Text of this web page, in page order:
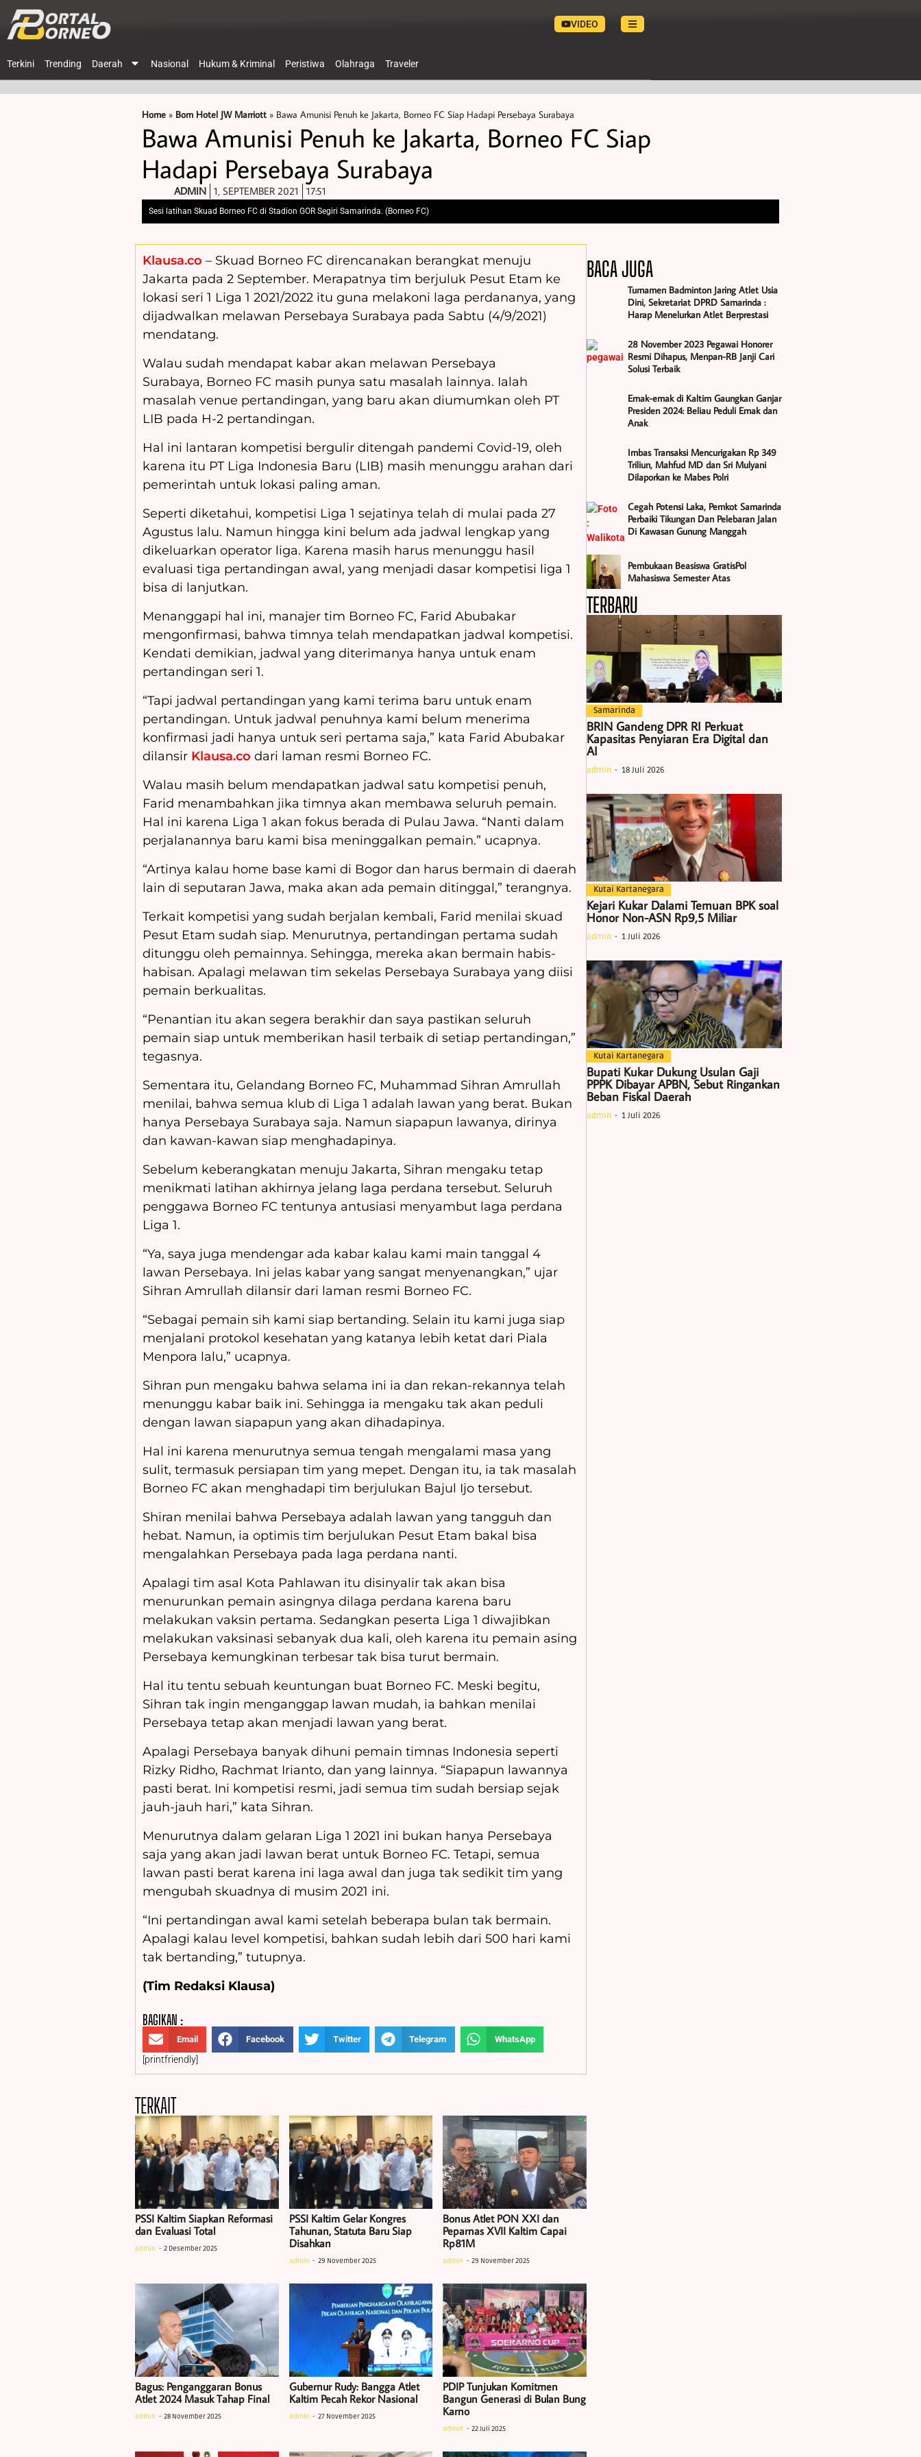
VIDEO
Terkini Trending Daerah Nasional Hukum & Kriminal Peristiwa Olahraga Traveler
Home » Bom Hotel JW Marriott » Bawa Amunisi Penuh ke Jakarta, Borneo FC Siap Hadapi Persebaya Surabaya
Bawa Amunisi Penuh ke Jakarta, Borneo FC Siap
Hadapi Persebaya Surabaya
ADMIN 1, SEPTEMBER 2021 17:51
Sesi latihan Skuad Borneo FC di Stadion GOR Segiri Samarinda. (Borneo FC)
Klausa.co – Skuad Borneo FC direncanakan berangkat menuju
Jakarta pada 2 September. Merapatnya tim berjuluk Pesut Etam ke
lokasi seri 1 Liga 1 2021/2022 itu guna melakoni laga perdananya, yang
dijadwalkan melawan Persebaya Surabaya pada Sabtu (4/9/2021)
mendatang.
Walau sudah mendapat kabar akan melawan Persebaya
Surabaya, Borneo FC masih punya satu masalah lainnya. Ialah
masalah venue pertandingan, yang baru akan diumumkan oleh PT
LIB pada H-2 pertandingan.
Hal ini lantaran kompetisi bergulir ditengah pandemi Covid-19, oleh
karena itu PT Liga Indonesia Baru (LIB) masih menunggu arahan dari
pemerintah untuk lokasi paling aman.
Seperti diketahui, kompetisi Liga 1 sejatinya telah di mulai pada 27
Agustus lalu. Namun hingga kini belum ada jadwal lengkap yang
dikeluarkan operator liga. Karena masih harus menunggu hasil
evaluasi tiga pertandingan awal, yang menjadi dasar kompetisi liga 1
bisa di lanjutkan.
Menanggapi hal ini, manajer tim Borneo FC, Farid Abubakar
mengonfirmasi, bahwa timnya telah mendapatkan jadwal kompetisi.
Kendati demikian, jadwal yang diterimanya hanya untuk enam
pertandingan seri 1.
“Tapi jadwal pertandingan yang kami terima baru untuk enam
pertandingan. Untuk jadwal penuhnya kami belum menerima
konfirmasi jadi hanya untuk seri pertama saja,” kata Farid Abubakar
dilansir Klausa.co dari laman resmi Borneo FC.
Walau masih belum mendapatkan jadwal satu kompetisi penuh,
Farid menambahkan jika timnya akan membawa seluruh pemain.
Hal ini karena Liga 1 akan fokus berada di Pulau Jawa. “Nanti dalam
perjalanannya baru kami bisa meninggalkan pemain.” ucapnya.
“Artinya kalau home base kami di Bogor dan harus bermain di daerah
lain di seputaran Jawa, maka akan ada pemain ditinggal,” terangnya.
Terkait kompetisi yang sudah berjalan kembali, Farid menilai skuad
Pesut Etam sudah siap. Menurutnya, pertandingan pertama sudah
ditunggu oleh pemainnya. Sehingga, mereka akan bermain habis-
habisan. Apalagi melawan tim sekelas Persebaya Surabaya yang diisi
pemain berkualitas.
“Penantian itu akan segera berakhir dan saya pastikan seluruh
pemain siap untuk memberikan hasil terbaik di setiap pertandingan,”
tegasnya.
Sementara itu, Gelandang Borneo FC, Muhammad Sihran Amrullah
menilai, bahwa semua klub di Liga 1 adalah lawan yang berat. Bukan
hanya Persebaya Surabaya saja. Namun siapapun lawanya, dirinya
dan kawan-kawan siap menghadapinya.
Sebelum keberangkatan menuju Jakarta, Sihran mengaku tetap
menikmati latihan akhirnya jelang laga perdana tersebut. Seluruh
penggawa Borneo FC tentunya antusiasi menyambut laga perdana
Liga 1.
“Ya, saya juga mendengar ada kabar kalau kami main tanggal 4
lawan Persebaya. Ini jelas kabar yang sangat menyenangkan,” ujar
Sihran Amrullah dilansir dari laman resmi Borneo FC.
“Sebagai pemain sih kami siap bertanding. Selain itu kami juga siap
menjalani protokol kesehatan yang katanya lebih ketat dari Piala
Menpora lalu,” ucapnya.
Sihran pun mengaku bahwa selama ini ia dan rekan-rekannya telah
menunggu kabar baik ini. Sehingga ia mengaku tak akan peduli
dengan lawan siapapun yang akan dihadapinya.
Hal ini karena menurutnya semua tengah mengalami masa yang
sulit, termasuk persiapan tim yang mepet. Dengan itu, ia tak masalah
Borneo FC akan menghadapi tim berjulukan Bajul Ijo tersebut.
Shiran menilai bahwa Persebaya adalah lawan yang tangguh dan
hebat. Namun, ia optimis tim berjulukan Pesut Etam bakal bisa
mengalahkan Persebaya pada laga perdana nanti.
Apalagi tim asal Kota Pahlawan itu disinyalir tak akan bisa
menurunkan pemain asingnya dilaga perdana karena baru
melakukan vaksin pertama. Sedangkan peserta Liga 1 diwajibkan
melakukan vaksinasi sebanyak dua kali, oleh karena itu pemain asing
Persebaya kemungkinan terbesar tak bisa turut bermain.
Hal itu tentu sebuah keuntungan buat Borneo FC. Meski begitu,
Sihran tak ingin menganggap lawan mudah, ia bahkan menilai
Persebaya tetap akan menjadi lawan yang berat.
Apalagi Persebaya banyak dihuni pemain timnas Indonesia seperti
Rizky Ridho, Rachmat Irianto, dan yang lainnya. “Siapapun lawannya
pasti berat. Ini kompetisi resmi, jadi semua tim sudah bersiap sejak
jauh-jauh hari,” kata Sihran.
Menurutnya dalam gelaran Liga 1 2021 ini bukan hanya Persebaya
saja yang akan jadi lawan berat untuk Borneo FC. Tetapi, semua
lawan pasti berat karena ini laga awal dan juga tak sedikit tim yang
mengubah skuadnya di musim 2021 ini.
“Ini pertandingan awal kami setelah beberapa bulan tak bermain.
Apalagi kalau level kompetisi, bahkan sudah lebih dari 500 hari kami
tak bertanding,” tutupnya.
(Tim Redaksi Klausa)
BAGIKAN :
Email Facebook Twitter Telegram WhatsApp
[printfriendly]
TERKAIT
PSSI Kaltim Siapkan Reformasi
dan Evaluasi Total
admin 2 Desember 2025
PSSI Kaltim Gelar Kongres
Tahunan, Statuta Baru Siap
Disahkan
admin 29 November 2025
Bonus Atlet PON XXI dan
Peparnas XVII Kaltim Capai
Rp81M
admin 29 November 2025
Bagus: Penganggaran Bonus
Atlet 2024 Masuk Tahap Final
admin 28 November 2025
Gubernur Rudy: Bangga Atlet
Kaltim Pecah Rekor Nasional
admin 27 November 2025
PDIP Tunjukan Komitmen
Bangun Generasi di Bulan Bung
Karno
admin 22 Juli 2025
BACA JUGA
Turnamen Badminton Jaring Atlet Usia
Dini, Sekretariat DPRD Samarinda :
Harap Menelurkan Atlet Berprestasi
28 November 2023 Pegawai Honorer
Resmi Dihapus, Menpan-RB Janji Cari
Solusi Terbaik
Emak-emak di Kaltim Gaungkan Ganjar
Presiden 2024: Beliau Peduli Emak dan
Anak
Imbas Transaksi Mencurigakan Rp 349
Triliun, Mahfud MD dan Sri Mulyani
Dilaporkan ke Mabes Polri
Cegah Potensi Laka, Pemkot Samarinda
Perbaiki Tikungan Dan Pelebaran Jalan
Di Kawasan Gunung Manggah
Pembukaan Beasiswa GratisPol
Mahasiswa Semester Atas
TERBARU
Samarinda
BRIN Gandeng DPR RI Perkuat
Kapasitas Penyiaran Era Digital dan
AI
admin 18 Juli 2026
Kutai Kartanegara
Kejari Kukar Dalami Temuan BPK soal
Honor Non-ASN Rp9,5 Miliar
admin 1 Juli 2026
Kutai Kartanegara
Bupati Kukar Dukung Usulan Gaji
PPPK Dibayar APBN, Sebut Ringankan
Beban Fiskal Daerah
admin 1 Juli 2026